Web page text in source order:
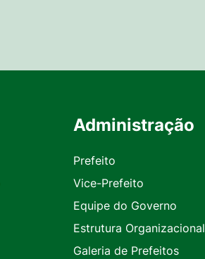
Administração
Prefeito
Vice-Prefeito
Equipe do Governo
Estrutura Organizacional
Galeria de Prefeitos